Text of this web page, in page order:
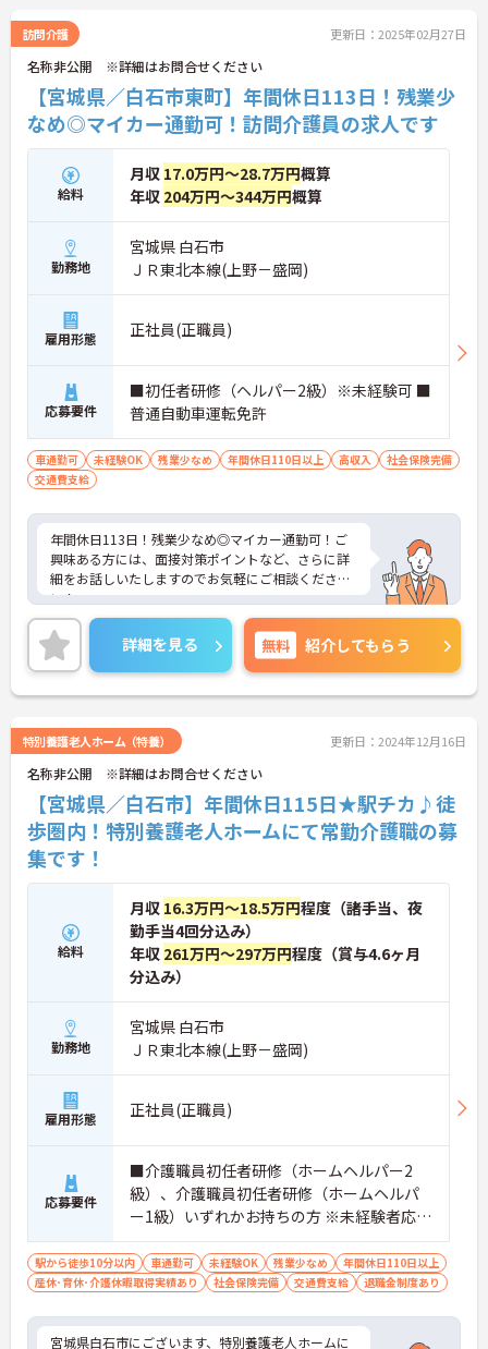
訪問介護 更新日：2025年02月27日
名称非公開 ※詳細はお問合せください
【宮城県／白石市東町】年間休日113日！残業少
なめ◎マイカー通勤可！訪問介護員の求人です
給料
月収 17.0万円～28.7万円概算
年収 204万円～344万円概算
勤務地
宮城県 白石市
ＪＲ東北本線(上野－盛岡)
雇用形態 正社員(正職員)
応募要件
■初任者研修（ヘルパー2級）※未経験可 ■
普通自動車運転免許
車通勤可 未経験OK 残業少なめ 年間休日110日以上 高収入
社会保険完備
交通費支給
年間休日113日！残業少なめ◎マイカー通勤可！ご
興味ある方には、面接対策ポイントなど、さらに詳
細をお話しいたしますのでお気軽にご相談くださ
い！
詳細を見る 無料 紹介してもらう
特別養護老人ホーム（特養） 更新日：2024年12月16日
名称非公開 ※詳細はお問合せください
【宮城県／白石市】年間休日115日★駅チカ♪徒
歩圏内！特別養護老人ホームにて常勤介護職の募
集です！
給料
月収 16.3万円～18.5万円程度（諸手当、夜
勤手当4回分込み）
年収 261万円～297万円程度（賞与4.6ヶ月
分込み）
勤務地
宮城県 白石市
ＪＲ東北本線(上野－盛岡)
雇用形態 正社員(正職員)
応募要件
■介護職員初任者研修（ホームヘルパー2
級）、介護職員初任者研修（ホームヘルパ
ー1級）いずれかお持ちの方 ※未経験者応相
談
駅から徒歩10分以内 車通勤可 未経験OK 残業少なめ
年間休日110日以上
産休･育休･介護休暇取得実績あり
社会保険完備 交通費支給 退職金制度あり
宮城県白石市にございます、特別養護老人ホームに